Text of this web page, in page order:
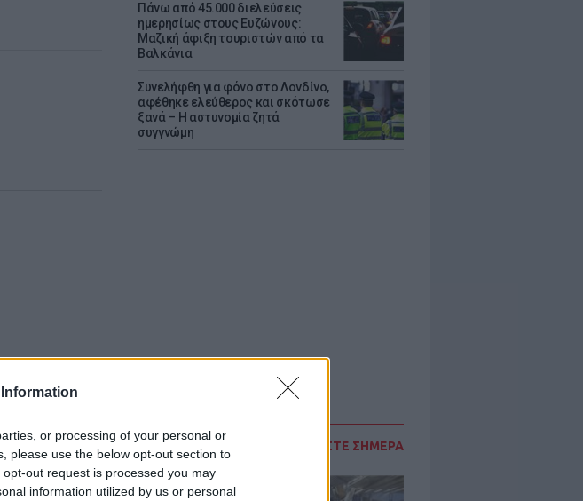
or processing of your personal or
please use the below opt-out section to
out request is processed you may
information utilized by us or personal
Πάνω από 45.000 διελεύσεις
ημερησίως στους Ευζώνους:
Μαζική άφιξη τουριστών από τα
Βαλκάνια
Συνελήφθη για φόνο στο Λονδίνο,
αφέθηκε ελεύθερος και σκότωσε
ξανά – Η αστυνομία ζητά
συγγνώμη
ΔΙΑΒΑΣΤΕ ΣΗΜΕΡΑ